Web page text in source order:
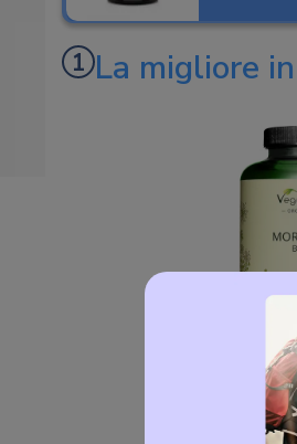
La migliore